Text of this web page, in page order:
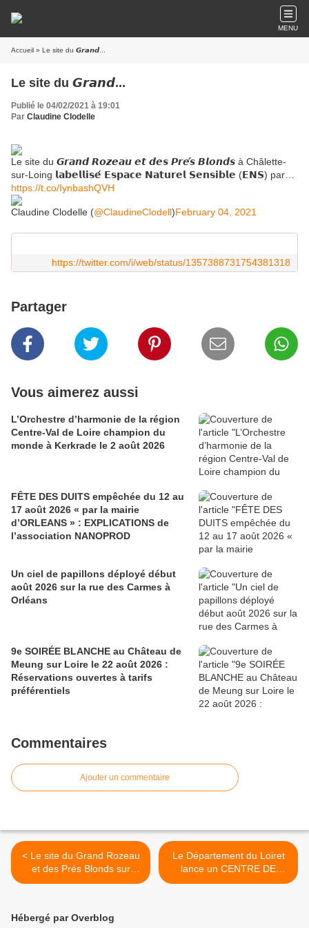
MENU
Accueil » Le site du 𝙂𝙧𝙖𝙣𝙙...
Le site du 𝙂𝙧𝙖𝙣𝙙...
Publié le 04/02/2021 à 19:01
Par Claudine Clodelle
Le site du 𝙂𝙧𝙖𝙣𝙙 𝙍𝙤𝙯𝙚𝙖𝙪 𝙚𝙩 𝙙𝙚𝙨 𝙋𝙧𝙚́𝙨 𝘽𝙡𝙤𝙣𝙙𝙨 à Châlette-
sur-Loing 𝗹𝗮𝗯𝗲𝗹𝗹𝗶𝘀𝗲́ 𝗘𝘀𝗽𝗮𝗰𝗲 𝗡𝗮𝘁𝘂𝗿𝗲𝗹 𝗦𝗲𝗻𝘀𝗶𝗯𝗹𝗲 (𝗘𝗡𝗦) par…
https://t.co/IynbashQVH
Claudine Clodelle (@ClaudineClodell)February 04, 2021
https://twitter.com/i/web/status/1357388731754381318
Partager
Vous aimerez aussi
L’Orchestre d’harmonie de la région
Centre-Val de Loire champion du
monde à Kerkrade le 2 août 2026
FÊTE DES DUITS empêchée du 12 au
17 août 2026 « par la mairie
d’ORLEANS » : EXPLICATIONS de
l’association NANOPROD
Un ciel de papillons déployé début
août 2026 sur la rue des Carmes à
Orléans
9e SOIRÉE BLANCHE au Château de
Meung sur Loire le 22 août 2026 :
Réservations ouvertes à tarifs
préférentiels
Commentaires
Ajouter un commentaire
< Le site du Grand Rozeau
et des Prés Blonds sur
Châlette-sur-Loing labellisé
Le Département du Loiret
lance un CENTRE DE
VACCINATION ITINÉRANT
Hébergé par Overblog